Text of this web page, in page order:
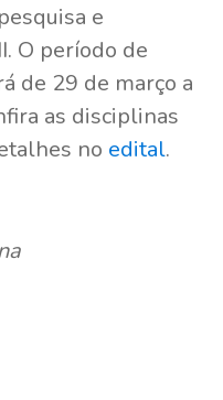
e
O período de
de 29 de março a
as disciplinas
no edital.